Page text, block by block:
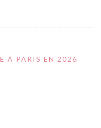
À PARIS EN 2026